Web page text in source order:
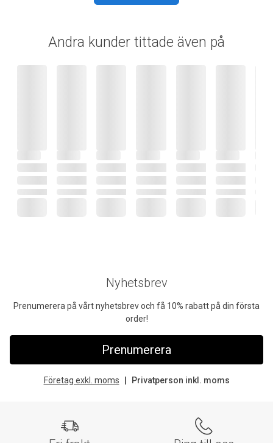
Andra kunder tittade även på
Nyhetsbrev
Prenumerera på vårt nyhetsbrev och få 10% rabatt på din första
order!
Prenumerera
Företag exkl. moms Privatperson inkl. moms